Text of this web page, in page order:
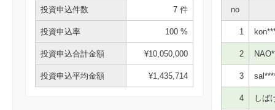
no
1
2
3
4 しば
投資申込件数 7 件
投資申込率 100 %
投資申込合計金額 ¥10,050,000
投資申込平均金額 ¥1,435,714